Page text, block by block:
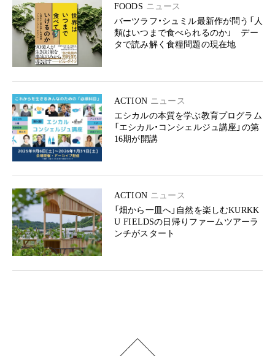
FOODS ニュース
バーツラフ・シュミル最新作が問う「人
類はいつまで食べられるのか」 デー
タで読み解く食糧問題の現在地
ACTION ニュース
エシカルの本質を学ぶ教育プログラム
「エシカル・コンシェルジュ講座」の第
16期が開講
ACTION ニュース
「畑から一皿へ」自然を楽しむKURKK
U FIELDSの日帰りファームツアーラ
ンチがスタート